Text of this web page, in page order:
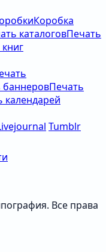
Коробка
каталоговПечать
баннеровПечать
календарей
Tumblr
Все права